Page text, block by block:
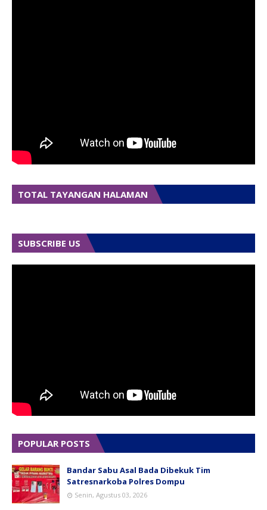
TOTAL TAYANGAN HALAMAN
SUBSCRIBE US
POPULAR POSTS
Bandar Sabu Asal Bada Dibekuk Tim
Satresnarkoba Polres Dompu
Senin, Agustus 03, 2026